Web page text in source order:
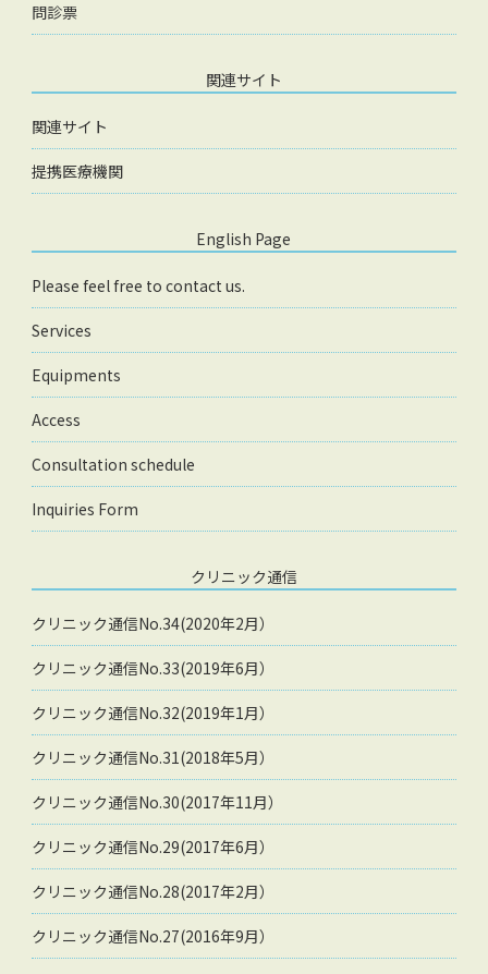
問診票
関連サイト
関連サイト
提携医療機関
English Page
Please feel free to contact us.
Services
Equipments
Access
Consultation schedule
Inquiries Form
クリニック通信
クリニック通信No.34(2020年2月）
クリニック通信No.33(2019年6月）
クリニック通信No.32(2019年1月）
クリニック通信No.31(2018年5月）
クリニック通信No.30(2017年11月）
クリニック通信No.29(2017年6月）
クリニック通信No.28(2017年2月）
クリニック通信No.27(2016年9月）